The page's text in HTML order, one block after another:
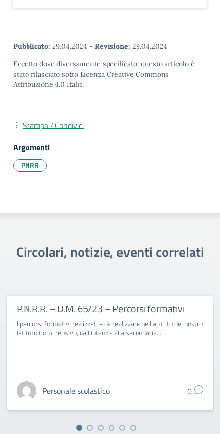
Pubblicato: 29.04.2024 - Revisione: 29.04.2024
Eccetto dove diversamente specificato, questo articolo è
stato rilasciato sotto Licenza Creative Commons
Attribuzione 4.0 Italia.
Stampa / Condividi
Argomenti
PNRR
Circolari, notizie, eventi correlati
P.N.R.R. – D.M. 65/23 – Percorsi formativi
I percorsi formativi realizzati e da realizzare nell'ambito del nostro
Istituto Comprensivo, dall'infanzia alla secondaria...
Personale scolastico 0